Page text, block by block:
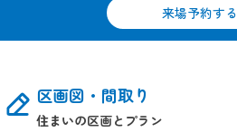
来場予約する
区画図・間取り
住まいの区画とプラン